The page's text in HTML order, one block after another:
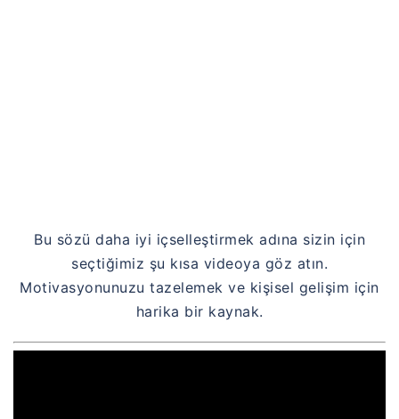
Bu sözü daha iyi içselleştirmek adına sizin için
seçtiğimiz şu kısa videoya göz atın.
Motivasyonunuzu tazelemek ve kişisel gelişim için
harika bir kaynak.